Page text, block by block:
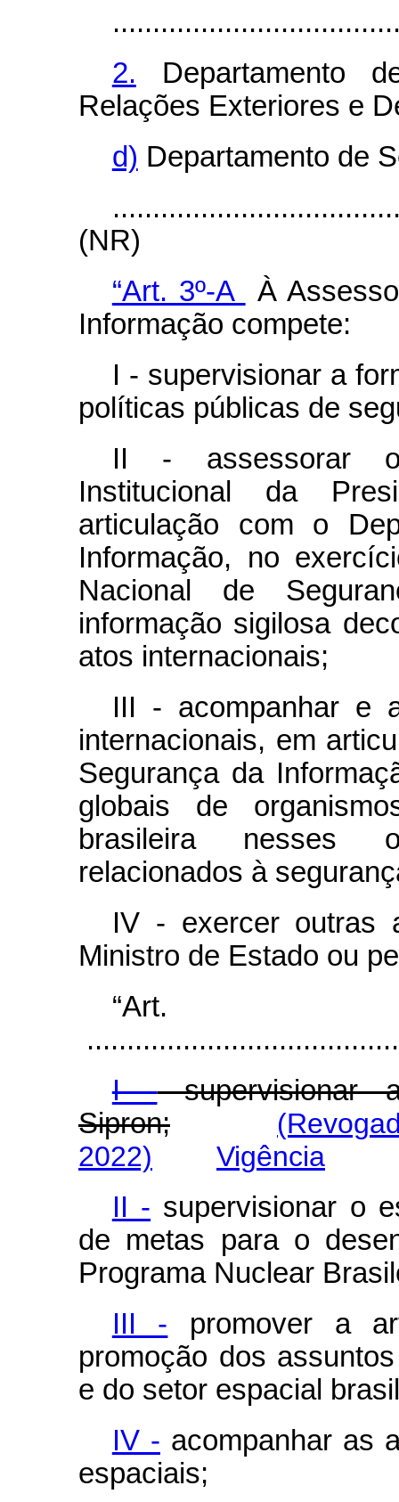
2. Departamento
Relações Exteriores e
d) Departamento de
(NR)
“Art. 3º-A
À
Informação compete:
I - supervisionar a
políticas públicas de
II - assessorar o
Institucional da
articulação com o
Informação, no
Nacional de
informação sigilosa
atos internacionais;
III - acompanhar e
internacionais, em
Segurança da
globais de
brasileira nesses
relacionados à
IV - exercer outras
Ministro de Estado ou
I -supervisionar
Sipron;
2022)
Vigência
II - supervisionar o
de metas para o
Programa Nuclear
III - promover a
promoção dos
e do setor espacial
IV - acompanhar as
espaciais;